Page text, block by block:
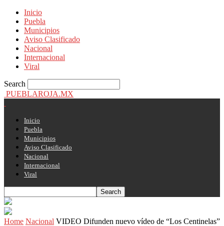
Inicio
Puebla
Municipios
Aviso Clasificado
Nacional
Internacional
Viral
Search
PUEBLAROJA.MX
Inicio
Puebla
Municipios
Aviso Clasificado
Nacional
Internacional
Viral
Home Nacional VIDEO Difunden nuevo vídeo de “Los Centinelas”